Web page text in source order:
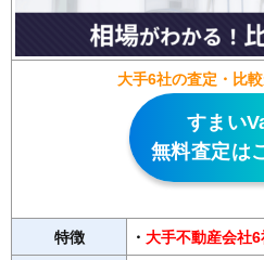
大手6社の査定・比
すまい
無料査定は
特徴 ・ 大手不動産会社